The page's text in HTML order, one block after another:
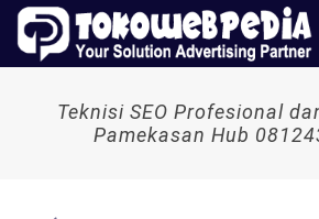
Teknisi SEO Profesional
Pamekasan Hub